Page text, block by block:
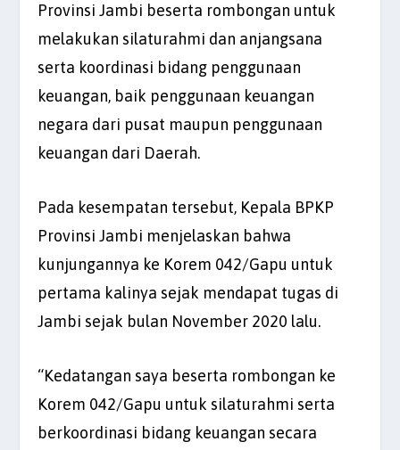
Provinsi Jambi beserta rombongan untuk
melakukan silaturahmi dan anjangsana
serta koordinasi bidang penggunaan
keuangan, baik penggunaan keuangan
negara dari pusat maupun penggunaan
keuangan dari Daerah.
Pada kesempatan tersebut, Kepala BPKP
Provinsi Jambi menjelaskan bahwa
kunjungannya ke Korem 042/Gapu untuk
pertama kalinya sejak mendapat tugas di
Jambi sejak bulan November 2020 lalu.
“Kedatangan saya beserta rombongan ke
Korem 042/Gapu untuk silaturahmi serta
berkoordinasi bidang keuangan secara